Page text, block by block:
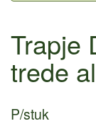
Trapje
trede
P/stuk